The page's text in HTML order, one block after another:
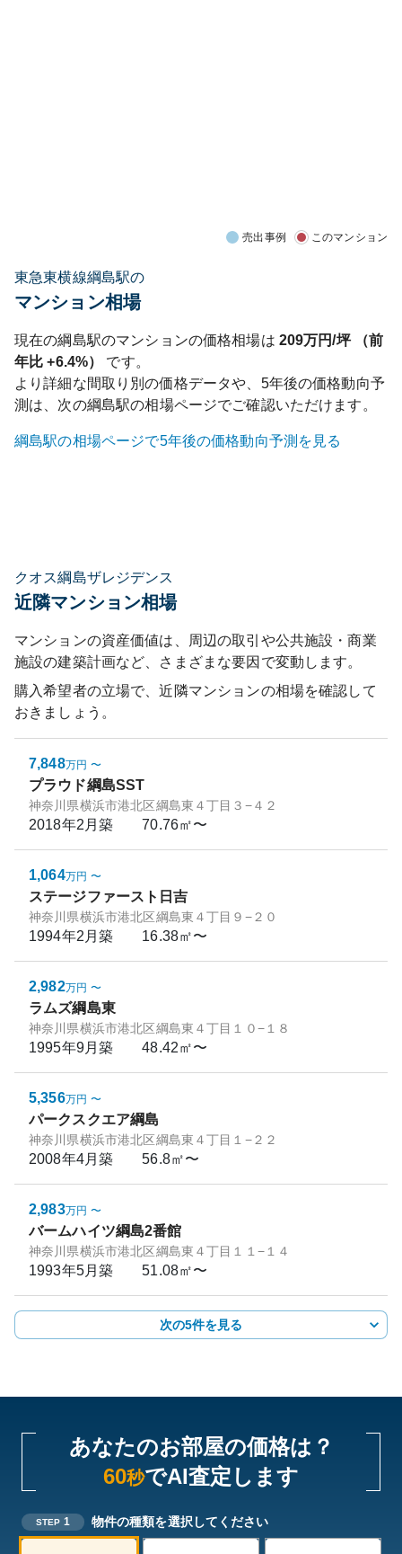
売出事例 このマンション
東急東横線綱島駅の
マンション相場
現在の綱島駅のマンションの価格相場は 209万円/坪 （前
年比+6.4%）
です。
より詳細な間取り別の価格データや、5年後の価格動向予
測は、次の綱島駅の相場ページでご確認いただけます。
綱島駅の相場ページで5年後の価格動向予測を見る
クオス綱島ザレジデンス
近隣マンション相場
マンションの資産価値は、周辺の取引や公共施設・商業
施設の建築計画など、さまざまな要因で変動します。
購入希望者の立場で、近隣マンションの相場を確認して
おきましょう。
7,848万円 〜
プラウド綱島SST
神奈川県横浜市港北区綱島東４丁目３−４２
2018年2月築 70.76㎡〜
1,064万円 〜
ステージファースト日吉
神奈川県横浜市港北区綱島東４丁目９−２０
1994年2月築 16.38㎡〜
2,982万円 〜
ラムズ綱島東
神奈川県横浜市港北区綱島東４丁目１０−１８
1995年9月築 48.42㎡〜
5,356万円 〜
パークスクエア綱島
神奈川県横浜市港北区綱島東４丁目１−２２
2008年4月築 56.8㎡〜
2,983万円 〜
バームハイツ綱島2番館
神奈川県横浜市港北区綱島東４丁目１１−１４
1993年5月築 51.08㎡〜
次の5件を見る
あなたのお部屋の価格は？
60秒でAI査定します
STEP 1 物件の種類を選択してください